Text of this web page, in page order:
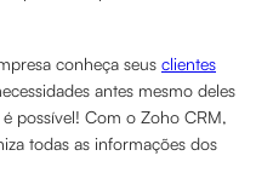
conheça seus clientes
antes mesmo deles
possível! Com o Zoho CRM,
todas as informações dos